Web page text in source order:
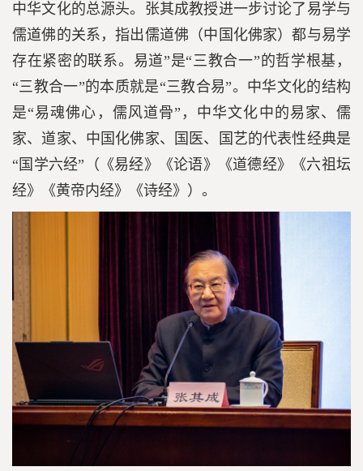
中华文化的总源头。张其成教授进一步讨论了易学与
儒道佛的关系，指出儒道佛（中国化佛家）都与易学
存在紧密的联系。易道”是“三教合一”的哲学根基，
“三教合一”的本质就是“三教合易”。中华文化的结构
是“易魂佛心，儒风道骨”，中华文化中的易家、儒
家、道家、中国化佛家、国医、国艺的代表性经典是
“国学六经”（《易经》《论语》《道德经》《六祖坛
经》《黄帝内经》《诗经》）。